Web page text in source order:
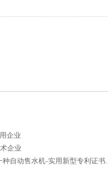
企业
企业
种自动售水机-实用新型专利证书...